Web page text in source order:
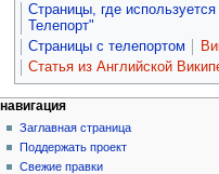
Страницы, где
Телепорт"
Страницы с телепортом
Статья из Английской
навигация
Заглавная страница
Поддержать проект
Свежие правки